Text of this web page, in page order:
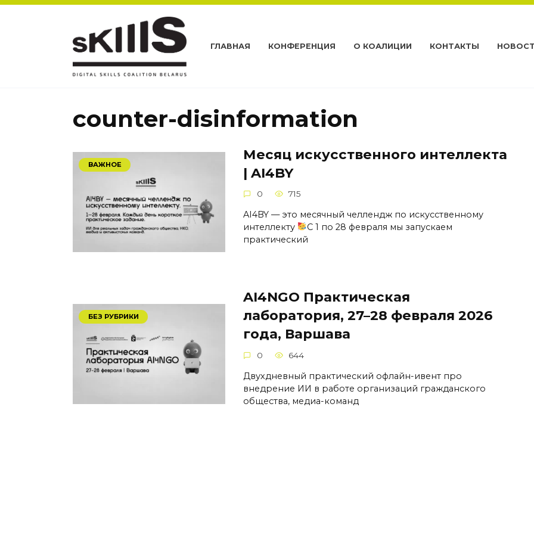
ГЛАВНАЯ КОНФЕРЕНЦИЯ О КОАЛИЦИИ КОНТАКТЫ
counter-disinformation
ВАЖНОЕ
Месяц искусственного интеллекта
| AI4BY
0 715
AI4BY — это месячный челлендж по искусственному
интеллекту
С 1 по 28 февраля мы запускаем
практический
БЕЗ РУБРИКИ
AI4NGO Практическая
лаборатория, 27–28 февраля 2026
года, Варшава
0 644
Двухдневный практический офлайн-ивент про
внедрение ИИ в работе организаций гражданского
общества, медиа-команд